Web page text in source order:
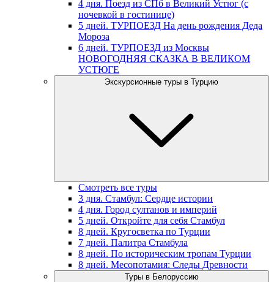
4 дня. Поезд из СПб в Великий Устюг (с
ночевкой в гостинице)
5 дней. ТУРПОЕЗД На день рождения Деда
Мороза
6 дней. ТУРПОЕЗД из Москвы
НОВОГОДНЯЯ СКАЗКА В ВЕЛИКОМ
УСТЮГЕ
Экскурсионные туры в Турцию
Смотреть все туры
3 дня. Стамбул: Сердце истории
4 дня. Город султанов и империй
5 дней. Откройте для себя Стамбул
8 дней. Кругосветка по Турции
7 дней. Палитра Стамбула
8 дней. По историческим тропам Турции
8 дней. Месопотамия: Следы Древности
Туры в Белоруссию